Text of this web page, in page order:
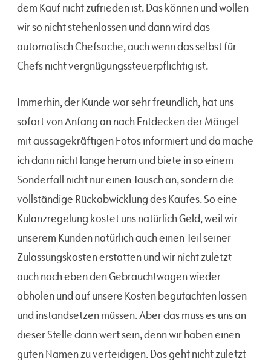
dem Kauf nicht zufrieden ist. Das können und wollen
wir so nicht stehenlassen und dann wird das
automatisch Chefsache, auch wenn das selbst für
Chefs nicht vergnügungssteuerpflichtig ist.
Immerhin, der Kunde war sehr freundlich, hat uns
sofort von Anfang an nach Entdecken der Mängel
mit aussagekräftigen Fotos informiert und da mache
ich dann nicht lange herum und biete in so einem
Sonderfall nicht nur einen Tausch an, sondern die
vollständige Rückabwicklung des Kaufes. So eine
Kulanzregelung kostet uns natürlich Geld, weil wir
unserem Kunden natürlich auch einen Teil seiner
Zulassungskosten erstatten und wir nicht zuletzt
auch noch eben den Gebrauchtwagen wieder
abholen und auf unsere Kosten begutachten lassen
und instandsetzen müssen. Aber das muss es uns an
dieser Stelle dann wert sein, denn wir haben einen
guten Namen zu verteidigen. Das geht nicht zuletzt